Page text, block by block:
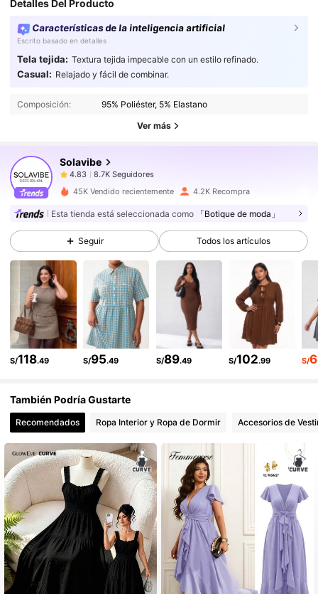
Detalles Del Producto
Características de la inteligencia artificial
Escrito basado en detalles
Tela tejida: Textura tejida impecable con un estilo refinado.
Casual: Relajado y fácil de combinar.
Composición: 95% Poliéster, 5% Elastano
Ver más
Solavibe
4.83 8.7K Seguidores
4.83
8.7K Seguidores
c***2seguidoHace 4 horas
4.83
8.7K Seguidores
4.83 8.7K Seguidores
4.83 8.7K Seguidores
4.83 8.7K Seguidores
4.83 8.7K Seguidores
4.83 8.7K Seguidores
45K Vendido recientemente 4.2K Recompra
Esta tienda está seleccionada como 「Botique de moda」
Seguir Todos los artículos
S/118.49 S/95.49 S/89.49 S/102.99 S/
También Podría Gustarte
Recomendados Ropa Interior y Ropa de Dormir Accesorios de